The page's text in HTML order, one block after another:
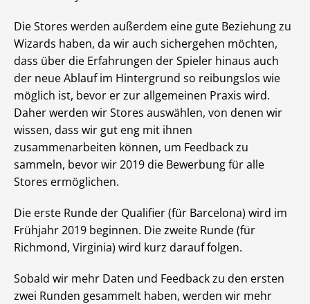
Die Stores werden außerdem eine gute Beziehung zu
Wizards haben, da wir auch sichergehen möchten,
dass über die Erfahrungen der Spieler hinaus auch
der neue Ablauf im Hintergrund so reibungslos wie
möglich ist, bevor er zur allgemeinen Praxis wird.
Daher werden wir Stores auswählen, von denen wir
wissen, dass wir gut eng mit ihnen
zusammenarbeiten können, um Feedback zu
sammeln, bevor wir 2019 die Bewerbung für alle
Stores ermöglichen.
Die erste Runde der Qualifier (für Barcelona) wird im
Frühjahr 2019 beginnen. Die zweite Runde (für
Richmond, Virginia) wird kurz darauf folgen.
Sobald wir mehr Daten und Feedback zu den ersten
zwei Runden gesammelt haben, werden wir mehr